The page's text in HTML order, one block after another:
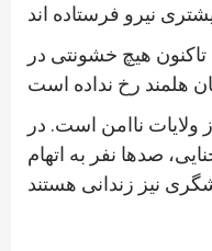
هیچ خشونتی در
ولایات ناامن است. در
صدها نفر به اتهام